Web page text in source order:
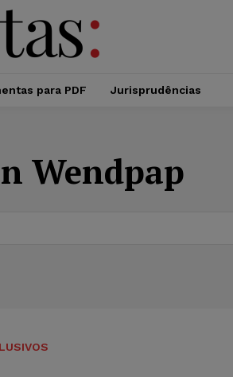
para PDF Jurisprudências
Wendpap